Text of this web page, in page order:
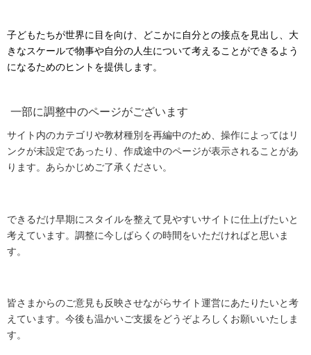
子どもたちが世界に目を向け、どこかに自分との接点を見出し、大
きなスケールで物事や自分の人生について考えることができるよう
になるためのヒントを提供します。
一部に調整中のページがございます
サイト内のカテゴリや教材種別を再編中のため、操作によってはリ
ンクが未設定であったり、作成途中のページが表示されることがあ
ります。あらかじめご了承ください。
できるだけ早期にスタイルを整えて見やすいサイトに仕上げたいと
考えています。調整に今しばらくの時間をいただければと思いま
す。
皆さまからのご意見も反映させながらサイト運営にあたりたいと考
えています。今後も温かいご支援をどうぞよろしくお願いいたしま
す。